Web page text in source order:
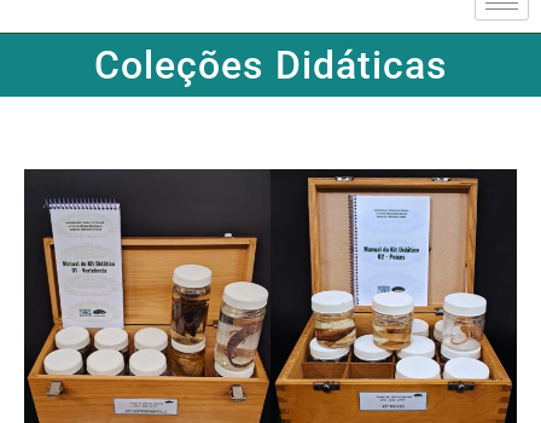
Coleções Didáticas